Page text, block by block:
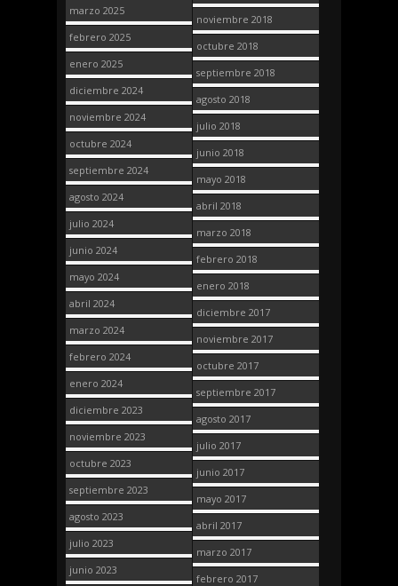
marzo 2025
febrero 2025
enero 2025
diciembre 2024
noviembre 2024
octubre 2024
septiembre 2024
agosto 2024
julio 2024
junio 2024
mayo 2024
abril 2024
marzo 2024
febrero 2024
enero 2024
diciembre 2023
noviembre 2023
octubre 2023
septiembre 2023
agosto 2023
julio 2023
junio 2023
noviembre 2018
octubre 2018
septiembre 2018
agosto 2018
julio 2018
junio 2018
mayo 2018
abril 2018
marzo 2018
febrero 2018
enero 2018
diciembre 2017
noviembre 2017
octubre 2017
septiembre 2017
agosto 2017
julio 2017
junio 2017
mayo 2017
abril 2017
marzo 2017
febrero 2017